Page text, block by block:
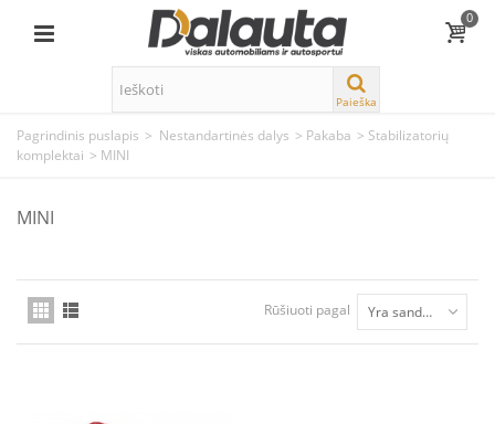
0
Paieška
Pagrindinis puslapis > Nestandartinės dalys > Pakaba > Stabilizatorių
komplektai > MINI
MINI
Rūšiuoti pagal Yra sandėlyje